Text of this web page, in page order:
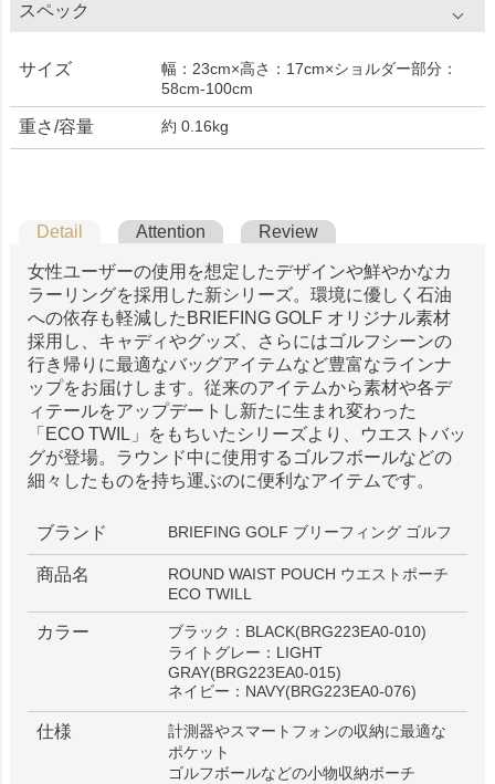
スペック
サイズ
幅：23cm×高さ：17cm×ショルダー部分：
58cm-100cm
重さ/容量 約 0.16kg
Detail Attention Review
女性ユーザーの使用を想定したデザインや鮮やかなカ
ラーリングを採用した新シリーズ。環境に優しく石油
への依存も軽減したBRIEFING GOLF オリジナル素材
採用し、キャディやグッズ、さらにはゴルフシーンの
行き帰りに最適なバッグアイテムなど豊富なラインナ
ップをお届けします。従来のアイテムから素材や各デ
ィテールをアップデートし新たに生まれ変わった
「ECO TWIL」をもちいたシリーズより、ウエストバッ
グが登場。ラウンド中に使用するゴルフボールなどの
細々したものを持ち運ぶのに便利なアイテムです。
ブランド BRIEFING GOLF ブリーフィング ゴルフ
商品名
ROUND WAIST POUCH ウエストポーチ
ECO TWILL
カラー
ブラック：BLACK(BRG223EA0-010)
ライトグレー：LIGHT
GRAY(BRG223EA0-015)
ネイビー：NAVY(BRG223EA0-076)
仕様
計測器やスマートフォンの収納に最適な
ポケット
ゴルフボールなどの小物収納ボーチ